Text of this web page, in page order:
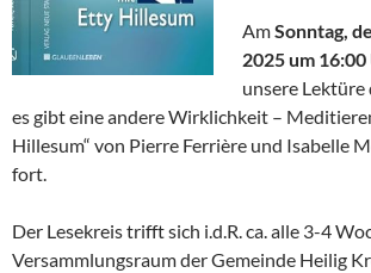
AmSonntag,
2025um
unsere Lektüre
es gibt eine andere Wirklichkeit –
Hillesum“ von Pierre Ferrière und Isabelle
fort.
Der Lesekreis trifft sich i.d.R. ca. alle 3-4
Versammlungsraum der Gemeinde Heilig